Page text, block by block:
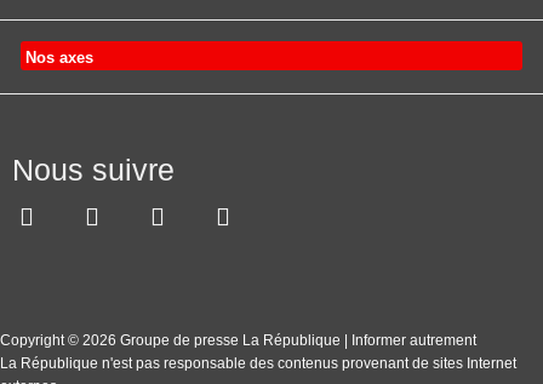
Nos axes
Nous suivre
Copyright © 2026 Groupe de presse La République | Informer autrement
La République n'est pas responsable des contenus provenant de sites Internet